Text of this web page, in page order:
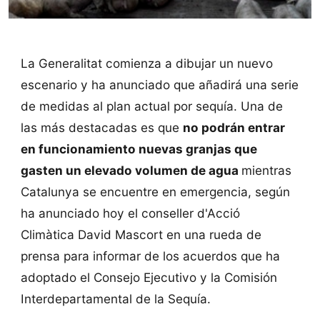
La Generalitat comienza a dibujar un nuevo
escenario y ha anunciado que añadirá una serie
de medidas al plan actual por sequía. Una de
las más destacadas es que no podrán entrar
en funcionamiento nuevas granjas que
gasten un elevado volumen de agua mientras
Catalunya se encuentre en emergencia, según
ha anunciado hoy el conseller d'Acció
Climàtica David Mascort en una rueda de
prensa para informar de los acuerdos que ha
adoptado el Consejo Ejecutivo y la Comisión
Interdepartamental de la Sequía.